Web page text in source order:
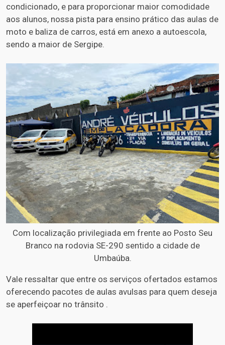
condicionado, e para proporcionar maior comodidade
aos alunos, nossa pista para ensino prático das aulas de
moto e baliza de carros, está em anexo a autoescola,
sendo a maior de Sergipe.
Com localização privilegiada em frente ao Posto Seu
Branco na rodovia SE-290 sentido a cidade de
Umbaúba.
Vale ressaltar que entre os serviços ofertados estamos
oferecendo pacotes de aulas avulsas para quem deseja
se aperfeiçoar no trânsito .